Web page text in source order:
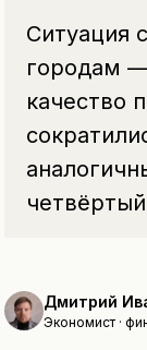
Ситуация
городам
качество
Дмитрий
Экономист ·